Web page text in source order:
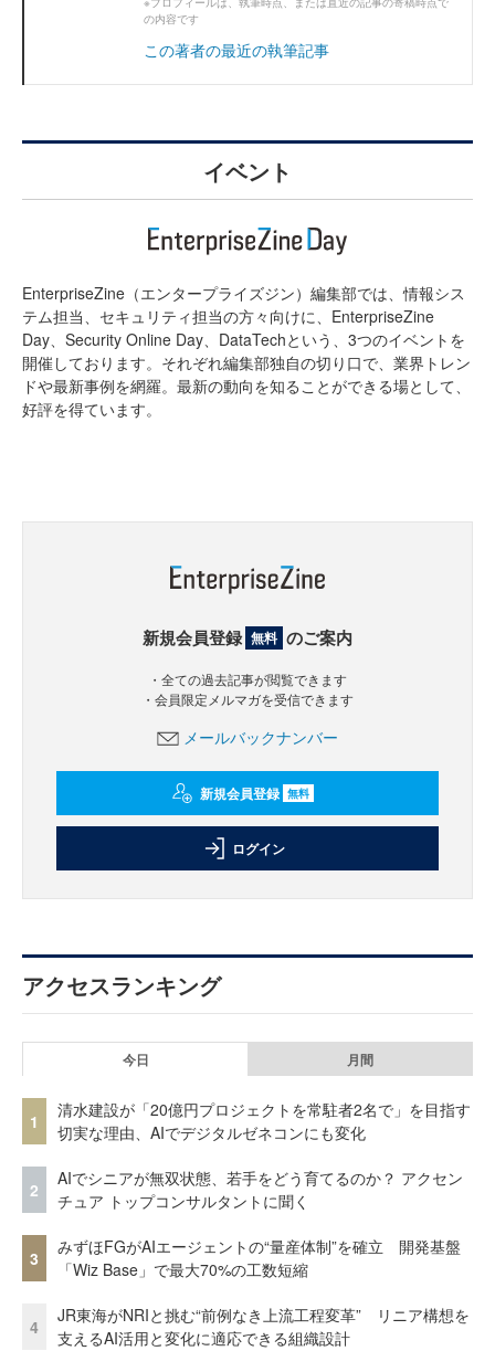
の内容です
この著者の最近の執筆記事
イベント
EnterpriseZine（エンタープライズジン）編集部では、情報シス
テム担当、セキュリティ担当の方々向けに、EnterpriseZine
Day、Security Online Day、DataTechという、3つのイベントを
開催しております。それぞれ編集部独自の切り口で、業界トレン
ドや最新事例を網羅。最新の動向を知ることができる場として、
好評を得ています。
新規会員登録 無料 のご案内
・全ての過去記事が閲覧できます
・会員限定メルマガを受信できます
メールバックナンバー
新規会員登録 無料
ログイン
アクセスランキング
今日 月間
1
清水建設が「20億円プロジェクトを常駐者2名で」を目指す
切実な理由、AIでデジタルゼネコンにも変化
2
AIでシニアが無双状態、若手をどう育てるのか？ アクセン
チュア トップコンサルタントに聞く
3
みずほFGがAIエージェントの“量産体制”を確立 開発基盤
「Wiz Base」で最大70%の工数短縮
4
JR東海がNRIと挑む“前例なき上流工程変革” リニア構想を
支えるAI活用と変化に適応できる組織設計